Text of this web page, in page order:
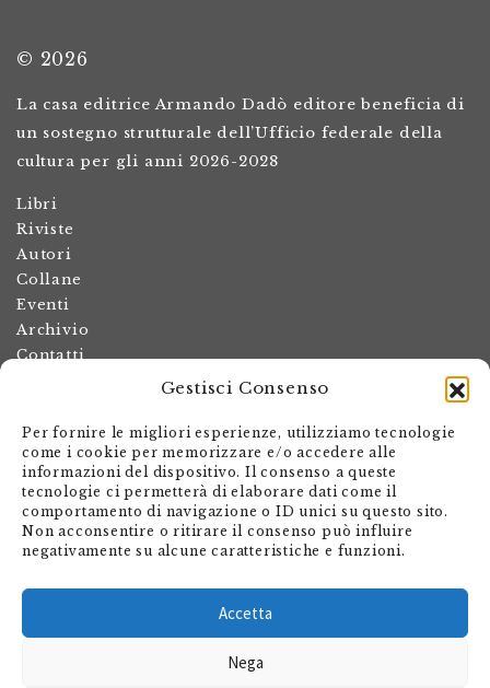
Gestisci Consenso
Per fornire le migliori esperienze, utilizziamo tecnologie
come i cookie per memorizzare e/o accedere alle
informazioni del dispositivo. Il consenso a queste
tecnologie ci permetterà di elaborare dati come il
comportamento di navigazione o ID unici su questo sito.
Non acconsentire o ritirare il consenso può influire
negativamente su alcune caratteristiche e funzioni.
Accetta
Nega
© 2026
La casa editrice Armando Dadò editore beneficia di
un sostegno strutturale dell’Ufficio federale della
cultura per gli anni 2026-2028
Libri
Riviste
Autori
Collane
Eventi
Archivio
Contatti
Termini e condizioni
Spese di spedizione
Politica dei resi
Informativa sulla privacy
Il mio account
Carrello
Via Giovanni Antonio Orelli 29
Casella postale 563